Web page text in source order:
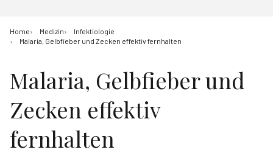
Home Medizin
Infektiologie
Malaria, Gelbfieber und Zecken effektiv fernhalten
Malaria, Gelbfieber und
Zecken effektiv
fernhalten